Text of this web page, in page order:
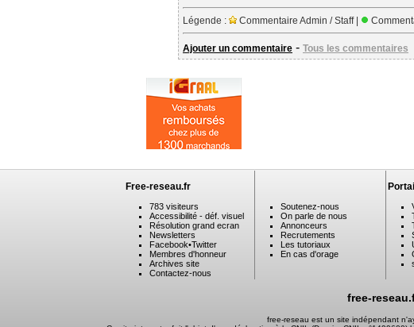
Légende : Commentaire Admin / Staff |
Ajouter un commentaire - Tous les commentaires
Free-reseau.fr
783 visiteurs
Accessibilité - déf. visuel
Résolution grand ecran
Newsletters
Facebook•Twitter
Membres d'honneur
Archives site
Contactez-nous
Soutenez-nous
On parle de nous
Annonceurs
Recrutements
Les tutoriaux
En cas d'orage
free-
free-reseau est un site indépendant